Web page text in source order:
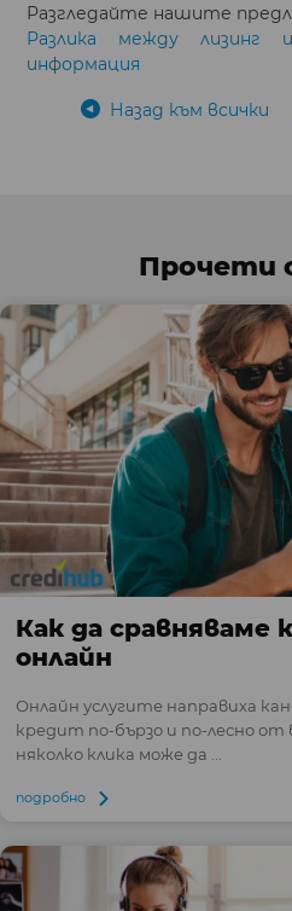
Разгледайте нашите
Разлика между
информация
Назад към всички
Прочети
Как да сравняваме
онлайн
Онлайн услугите направиха
кредит по-бързо и по-лесно от
няколко клика може да ...
подробно